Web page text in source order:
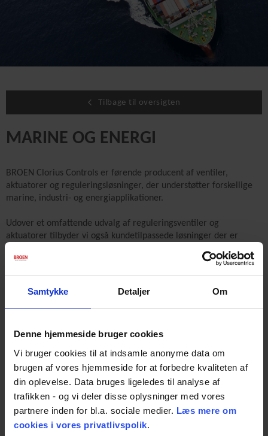
Samtykke Detaljer Om
Denne hjemmeside bruger cookies
Vi bruger cookies til at indsamle anonyme data om
brugen af vores hjemmeside for at forbedre kvaliteten af
din oplevelse. Data bruges ligeledes til analyse af
trafikken - og vi deler disse oplysninger med vores
partnere inden for bl.a. sociale medier. Læs mere om
cookies i vores privatlivspolik.
Tilbage til oversigten
MARINE OG ENERGI
BROEN Clorius Controls er førende producent af ventiler,
aktuatorer og reguleringsløsninger, der understøtter forskellige
marine, industri- og energiapplikationer.
Udover et omfattende udvalg af reguleringsventiler og
aktuatorer tilbyder vi også kundetilpassede løsninger der er
Læs mere om BROEN Clorius